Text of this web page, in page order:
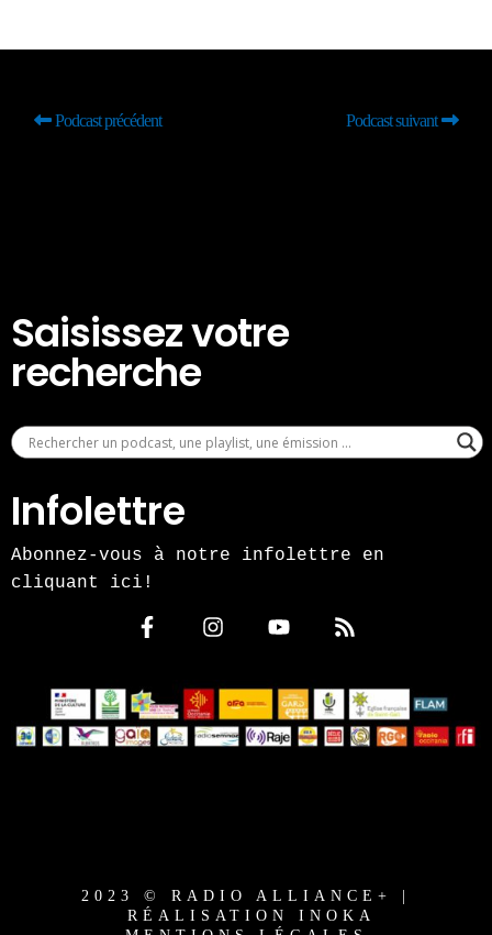
Podcast précédent Podcast suivant
Saisissez votre
recherche
Infolettre
Abonnez-vous à notre infolettre en
cliquant ici!
2023 © RADIO ALLIANCE+ |
RÉALISATION INOKA